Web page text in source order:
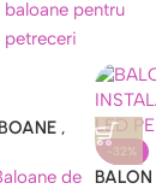
,
de
-32%